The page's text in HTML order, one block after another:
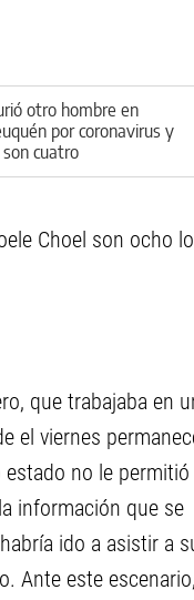
otro hombre en
por coronavirus y
cuatro
Choel son ocho
que trabajaba en
el viernes
no le permitió
información que se
ido a asistir a
Ante este escenario,